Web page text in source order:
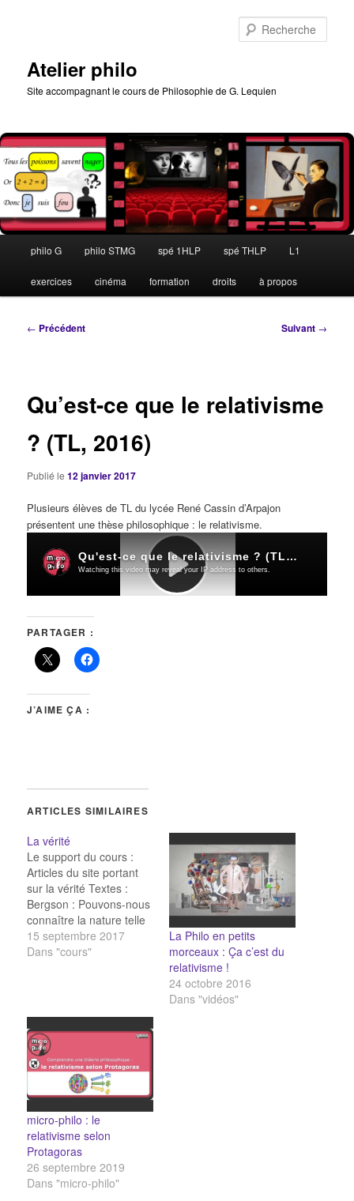
Atelier philo
Site accompagnant le cours de Philosophie de G. Lequien
principal
philo G philo STMG spé 1HLP spé THLP L1
exercices cinéma formation droits à propos
Navigation
← Précédent Suivant →
Qu’est-ce que le relativisme
? (TL, 2016)
Publié le12 janvier 2017
Plusieurs élèves de TL du lycée René Cassin d’Arpajon
présentent une thèse philosophique : le relativisme.
PARTAGER :
J’AIME ÇA :
ARTICLES SIMILAIRES
La vérité
Le support du cours :
Articles du site portant
sur la vérité Textes :
Bergson : Pouvons-nous
connaître la nature telle
qu'elle est ? Alain : Faut-
il se tromper pour
ou dans la connaissance
? James :…
15 septembre 2017
Dans "cours"
La Philo en petits
morceaux : Ça c’est du
relativisme !
24 octobre 2016
Dans "vidéos"
micro-philo : le
relativisme selon
Protagoras
26 septembre 2019
Dans "micro-philo"